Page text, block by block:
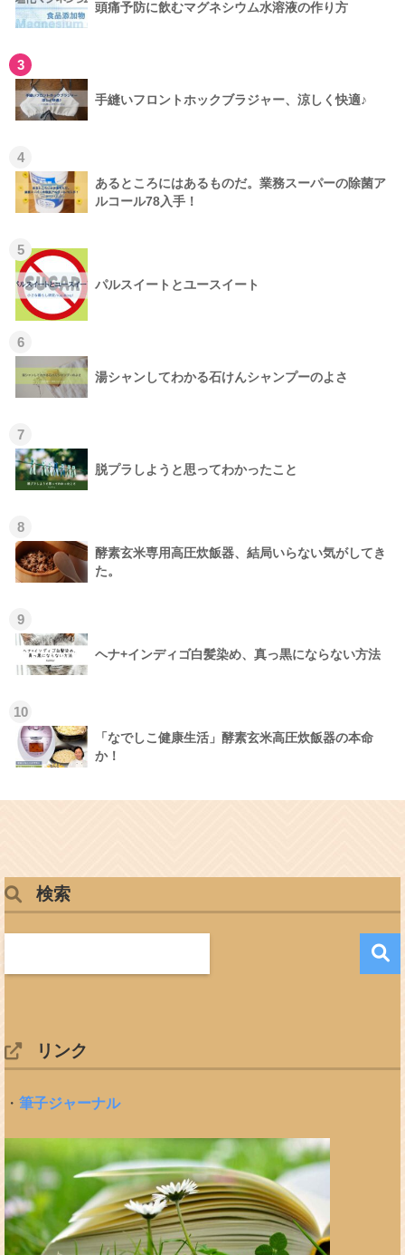
頭痛予防に飲むマグネシウム水溶液の作り方
3
手縫いフロントホックブラジャー、涼しく快適♪
4
あるところにはあるものだ。業務スーパーの除菌ア
ルコール78入手！
5
パルスイートとユースイート
6
湯シャンしてわかる石けんシャンプーのよさ
7
脱プラしようと思ってわかったこと
8
酵素玄米専用高圧炊飯器、結局いらない気がしてき
た。
9
ヘナ+インディゴ白髪染め、真っ黒にならない方法
10
「なでしこ健康生活」酵素玄米高圧炊飯器の本命
か！
検索
リンク
・ 筆子ジャーナル